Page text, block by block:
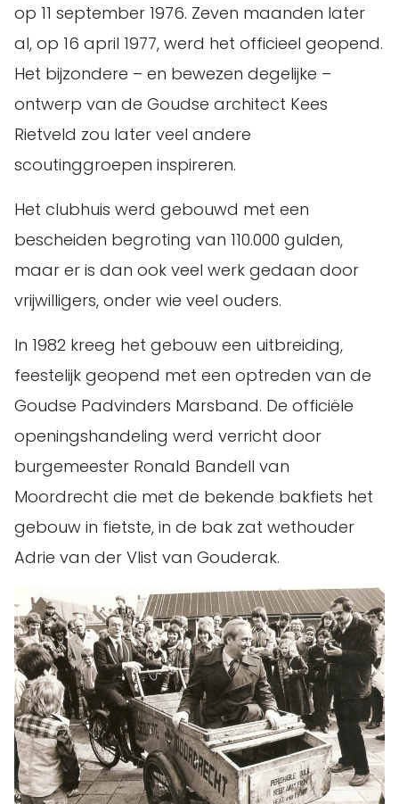
op 11 september 1976. Zeven maanden later
al, op 16 april 1977, werd het officieel geopend.
Het bijzondere – en bewezen degelijke –
ontwerp van de Goudse architect Kees
Rietveld zou later veel andere
scoutinggroepen inspireren.
Het clubhuis werd gebouwd met een
bescheiden begroting van 110.000 gulden,
maar er is dan ook veel werk gedaan door
vrijwilligers, onder wie veel ouders.
In 1982 kreeg het gebouw een uitbreiding,
feestelijk geopend met een optreden van de
Goudse Padvinders Marsband. De officiële
openingshandeling werd verricht door
burgemeester Ronald Bandell van
Moordrecht die met de bekende bakfiets het
gebouw in fietste, in de bak zat wethouder
Adrie van der Vlist van Gouderak.